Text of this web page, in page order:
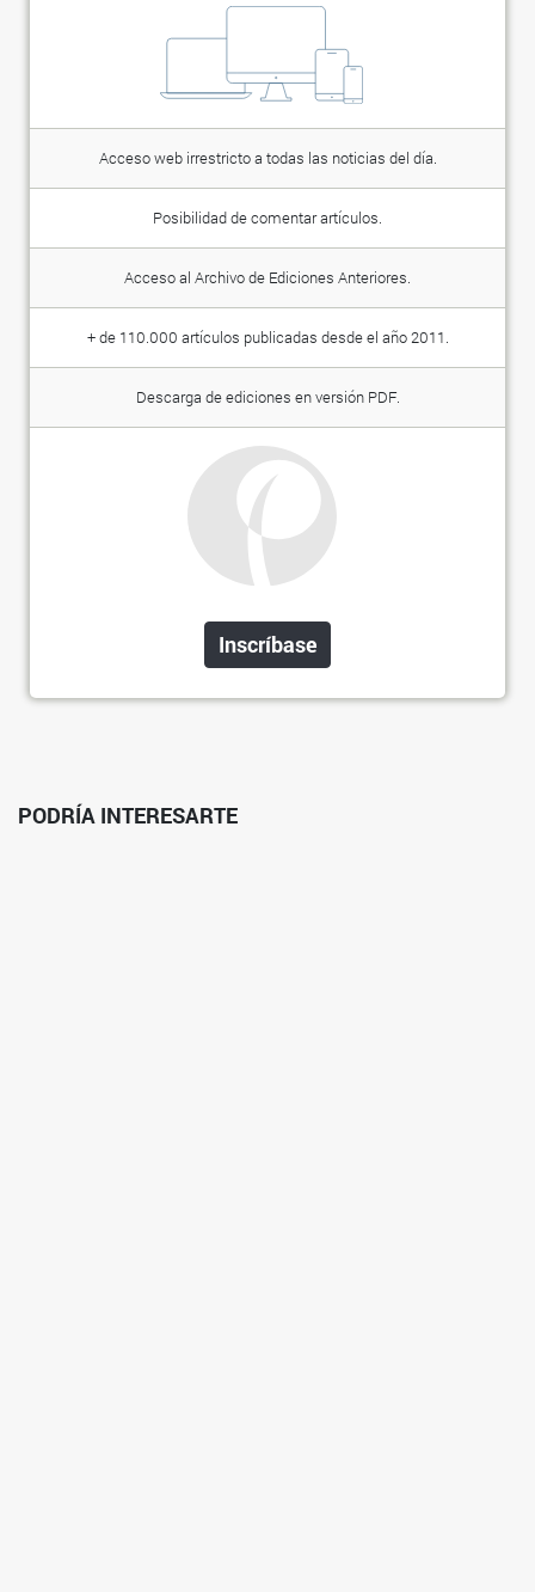
Acceso web irrestricto a todas las noticias del día.
Posibilidad de comentar artículos.
Acceso al Archivo de Ediciones Anteriores.
+ de 110.000 artículos publicadas desde el año 2011.
Descarga de ediciones en versión PDF.
Inscríbase
PODRÍA INTERESARTE